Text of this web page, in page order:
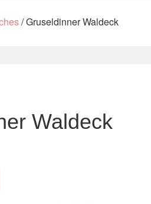
/ Gruseldinner Waldeck
Waldeck